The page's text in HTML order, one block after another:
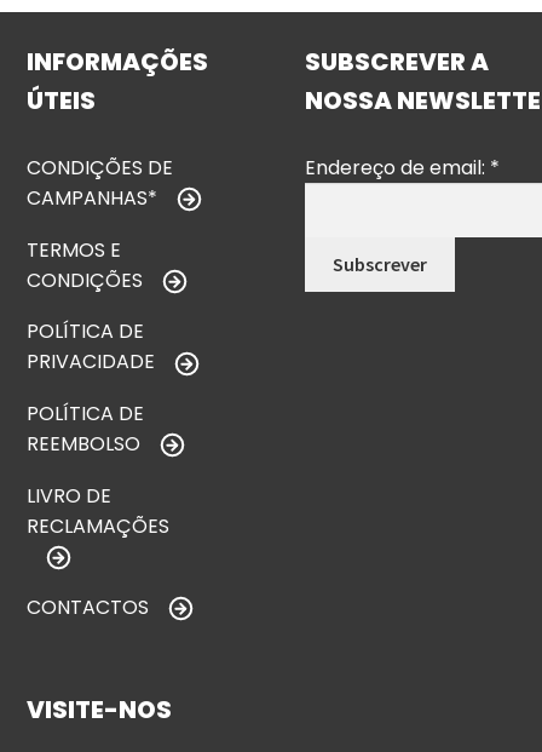
INFORMAÇÕES
ÚTEIS
CONDIÇÕES DE
CAMPANHAS*
TERMOS E
CONDIÇÕES
POLÍTICA DE
PRIVACIDADE
POLÍTICA DE
REEMBOLSO
LIVRO DE
RECLAMAÇÕES
CONTACTOS
SUBSCREVER A
NOSSA
Endereço de email: *
VISITE-NOS